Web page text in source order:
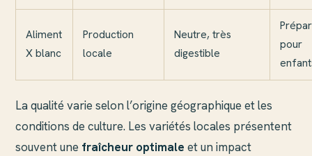
Aliment
X blanc
Production
locale
Neutre, très
digestible
pour
La qualité varie selon l’origine géographique et les
conditions de culture. Les variétés locales présentent
souvent une fraîcheur optimale et un impact